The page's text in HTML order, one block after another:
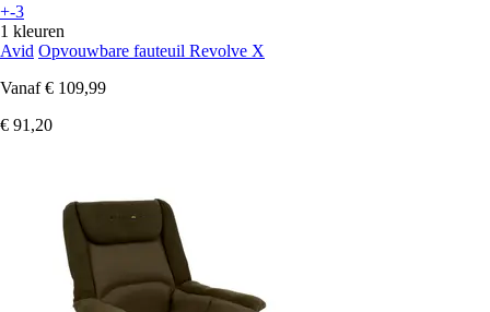
+-3
1 kleuren
Avid Opvouwbare fauteuil Revolve X
Vanaf € 109,99
€ 91,20